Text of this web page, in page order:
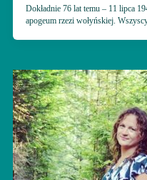
Dokładnie 76 lat temu – 11 lipca
apogeum rzezi wołyńskiej.